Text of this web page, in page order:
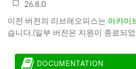
26.8.0
이전 버전의 리브레오피스는 아카이
습니다.(일부 버전은 지원이 종료되
DOCUMENTATION